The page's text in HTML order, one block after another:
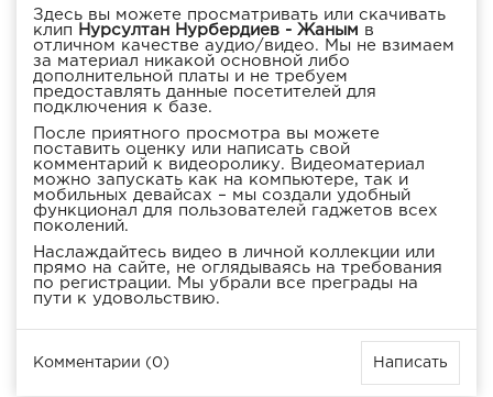
Здесь вы можете просматривать или скачивать
клип
Нурсултан Нурбердиев - Жаным в
отличном качестве аудио/видео. Мы не взимаем
за материал никакой основной либо
дополнительной платы и не требуем
предоставлять данные посетителей для
подключения к базе.
После приятного просмотра вы можете
поставить оценку или написать свой
комментарий к видеоролику. Видеоматериал
можно запускать как на компьютере, так и
мобильных девайсах – мы создали удобный
функционал для пользователей гаджетов всех
поколений.
Наслаждайтесь видео в личной коллекции или
прямо на сайте, не оглядываясь на требования
по регистрации. Мы убрали все преграды на
пути к удовольствию.
Комментарии (0) Написать